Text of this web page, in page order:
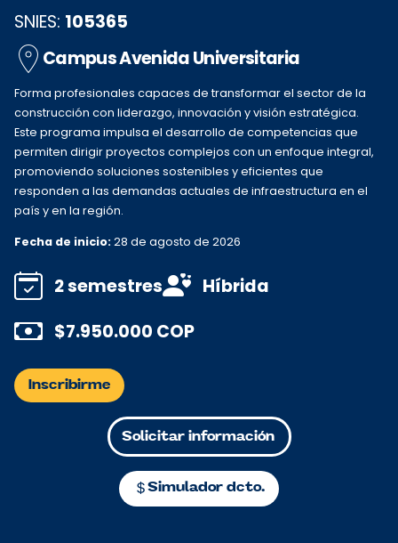
SNIES: 105365
Campus Avenida Universitaria
Forma profesionales capaces de transformar el sector de la
construcción con liderazgo, innovación y visión estratégica.
Este programa impulsa el desarrollo de competencias que
permiten dirigir proyectos complejos con un enfoque integral,
promoviendo soluciones sostenibles y eficientes que
responden a las demandas actuales de infraestructura en el
país y en la región.
Fecha de inicio:28 de agosto de 2026
2 semestres
Híbrida
$7.950.000 COP
Inscribirme
Solicitar información
Simulador dcto.